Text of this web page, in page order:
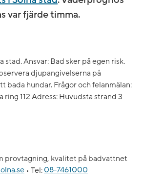
var fjärde timma.
stad. Ansvar: Bad sker på egen risk.
djupangivelserna på
hundar. Frågor och felanmälan:
112 Adress: Huvudsta strand 3
provtagning, kvalitet på badvattnet
• Tel: 08-7461000